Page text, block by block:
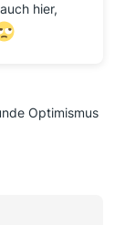
auch hier,
Optimismus